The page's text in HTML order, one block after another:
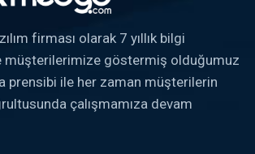
firması olarak 7 yıllık bilgi
müşterilerimize göstermiş olduğumuz
prensibi ile her zaman müşterilerin
çalışmamıza devam